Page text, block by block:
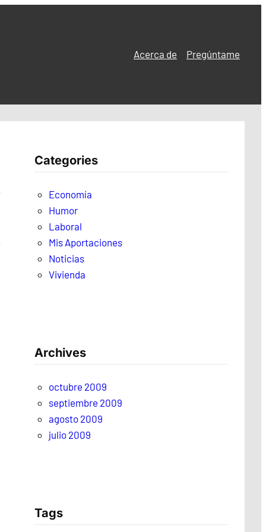
Acerca de Pregúntame
Categories
Economía
Humor
Laboral
Mis Aportaciones
Noticias
Vivienda
Archives
octubre 2009
septiembre 2009
agosto 2009
julio 2009
Tags